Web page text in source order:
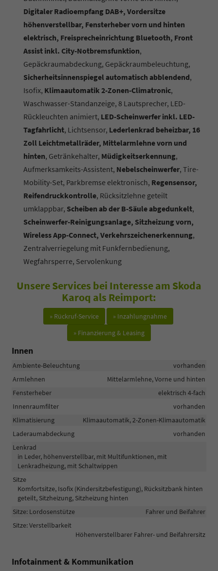
Digitaler Radioempfang DAB+, Vordersitze
höhenverstellbar, Fensterheber vorn und hinten
elektrisch, Freisprecheinrichtung Bluetooth, Front
Assist inkl. City-Notbremsfunktion,
Gepäckraumabdeckung, Gepäckraumbeleuchtung,
Sicherheitsinnenspiegel automatisch abblendend,
Isofix, Klimaautomatik 2-Zonen-Climatronic,
Waschwasser-Standanzeige, 8 Lautsprecher, LED-
Rückleuchten animiert, LED-Scheinwerfer inkl. LED-
Tagfahrlicht, Lichtsensor, Lederlenkrad beheizbar, 16
Zoll Leichtmetallräder, Mittelarmlehne vorn und
hinten, Getränkehalter, Müdigkeitserkennung,
Aufmerksamkeits-Assistent, Nebelscheinwerfer, Tire-
Mobility-Set, Parkbremse elektronisch, Regensensor,
Reifendruckkontrolle, Rücksitzlehne geteilt
umklappbar, Scheiben ab der B-Säule abgedunkelt,
Scheinwerfer-Reinigungsanlage, Sitzheizung vorn,
Wireless App-Connect, Verkehrszeichenerkennung,
Zentralverriegelung mit Funkfernbedienung,
Wegfahrsperre, Servolenkung
Unsere Services bei Interesse am Skoda
Karoq als Reimport:
» Rückruf-Service
» Inzahlungnahme
» Finanzierung & Leasing
Innen
Ambiente-Beleuchtung
vorhanden
Armlehnen
Mittelarmlehne, Vorne und hinten
Fensterheber
elektrisch 4-fach
Innenraumfilter
vorhanden
Klimatisierung
Klimaautomatik, 2-Zonen-Klimaautomatik
Laderaumabdeckung
vorhanden
Lenkrad
in Leder, höhenverstellbar, mit Multifunktionen, mit
Lenkradheizung, mit Schaltwippen
Sitze
Komfortsitze, Isofix (Kindersitzbefestigung), Rücksitzbank hinten
geteilt, Sitzheizung, Sitzheizung hinten
Sitze: Lordosenstütze
Fahrer und Beifahrer
Sitze: Verstellbarkeit
Höhenverstellbarer Fahrer- und Beifahrersitz
Infotainment & Kommunikation